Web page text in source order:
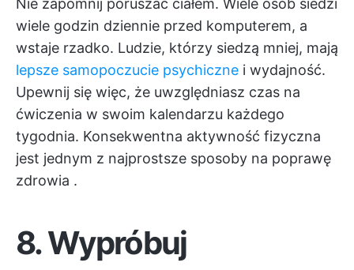
Nie zapomnij poruszać ciałem. Wiele osób siedzi
wiele godzin dziennie przed komputerem, a
wstaje rzadko. Ludzie, którzy siedzą mniej, mają
lepsze samopoczucie psychiczne i wydajność.
Upewnij się więc, że uwzględniasz czas na
ćwiczenia w swoim kalendarzu każdego
tygodnia. Konsekwentna aktywność fizyczna
jest jednym z najprostsze sposoby na poprawę
zdrowia .
8. Wypróbuj